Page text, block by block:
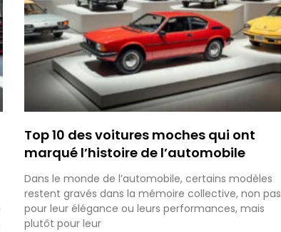
Top 10 des voitures moches qui ont
marqué l’histoire de l’automobile
Dans le monde de l’automobile, certains modèles
restent gravés dans la mémoire collective, non pas
pour leur élégance ou leurs performances, mais
plutôt pour leur